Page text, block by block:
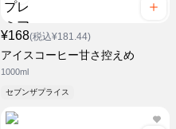
¥168(税込¥181.44)
アイスコーヒー甘さ控えめ
1000ml
セブンザプライス